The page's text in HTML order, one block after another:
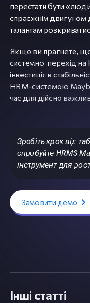
перестати бути
справжнім двигуном
талантам
Якщо ви прагнете,
системно, перехід на
інвестиція в
HRM-системою
час для дійсно
Зробіть крок від
спробуйте HRMS
інструмент для
Замовити демо
Інші статті